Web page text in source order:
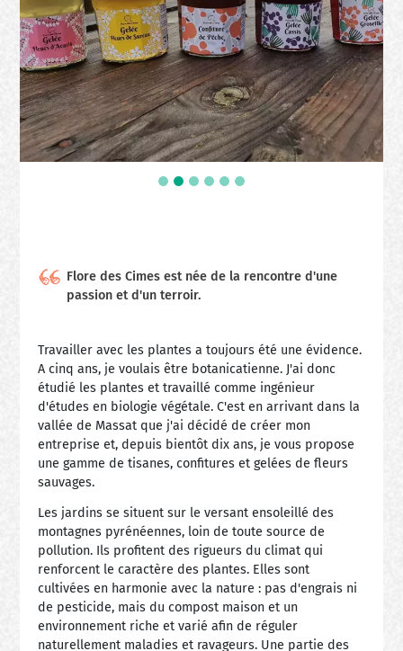
Flore des Cimes est née de la rencontre d'une
passion et d'un terroir.
Travailler avec les plantes a toujours été une évidence.
A cinq ans, je voulais être botanicatienne. J'ai donc
étudié les plantes et travaillé comme ingénieur
d'études en biologie végétale. C'est en arrivant dans la
vallée de Massat que j'ai décidé de créer mon
entreprise et, depuis bientôt dix ans, je vous propose
une gamme de tisanes, confitures et gelées de fleurs
sauvages.
Les jardins se situent sur le versant ensoleillé des
montagnes pyrénéennes, loin de toute source de
pollution. Ils profitent des rigueurs du climat qui
renforcent le caractère des plantes. Elles sont
cultivées en harmonie avec la nature : pas d'engrais ni
de pesticide, mais du compost maison et un
environnement riche et varié afin de réguler
naturellement maladies et ravageurs. Une partie des